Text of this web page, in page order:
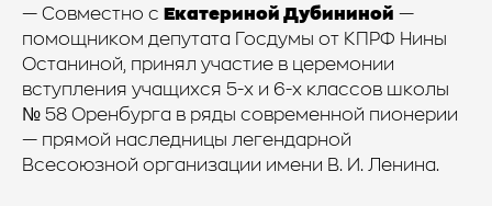
— Совместно с Екатериной Дубининой —
помощником депутата Госдумы от КПРФ Нины
Останиной, принял участие в церемонии
вступления учащихся 5-х и 6-х классов школы
№ 58 Оренбурга в ряды современной пионерии
— прямой наследницы легендарной
Всесоюзной организации имени В. И. Ленина.